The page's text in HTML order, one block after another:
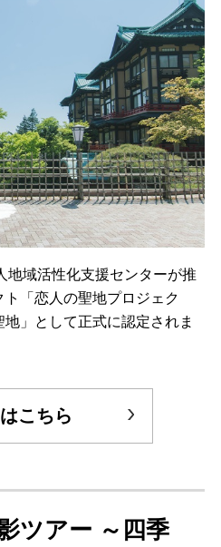
地域活性化支援センターが推
「恋人の聖地プロジェク
」として正式に認定されま
こちら
ツアー ～四季